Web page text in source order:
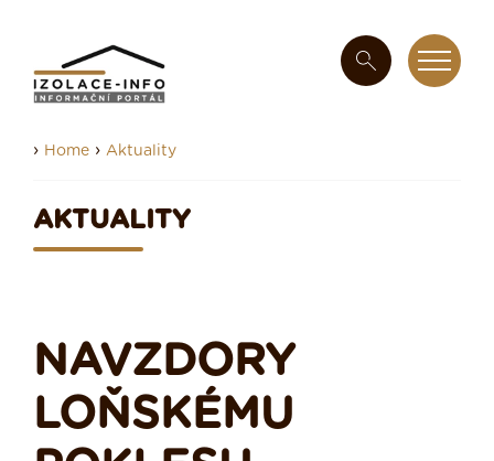
› Home › Aktuality
AKTUALITY
NAVZDORY
LOŇSKÉMU